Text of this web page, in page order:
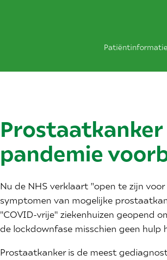
Patiëntinformatie
pandemie
Nu de NHS verklaart "open te zijn
symptomen van mogelijke
"COVID-vrije" ziekenhuizen geopend
de lockdownfase misschien geen
Prostaatkanker is de meest